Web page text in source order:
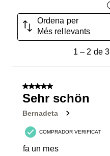
Ordena per
Més rellevants
Valoracions.
1 – 2 de 3
5 de 5 estrelles.
Sehr schön
Bernadeta
COMPRADOR VERIFICAT
fa un mes